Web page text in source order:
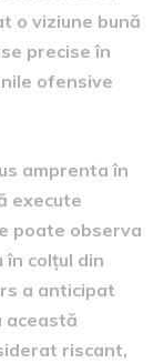
o viziune bună
precise în
ofensive
amprenta în
execute
poate observa
în colțul din
a anticipat
această
riscant,